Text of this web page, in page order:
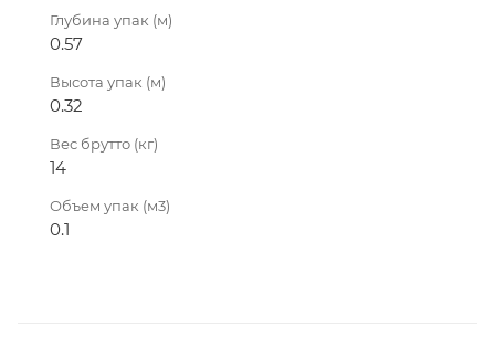
Глубина упак (м)
0.57
Высота упак (м)
0.32
Вес брутто (кг)
14
Объем упак (м3)
0.1